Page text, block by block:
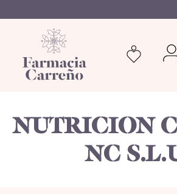
NUTRICION
NC